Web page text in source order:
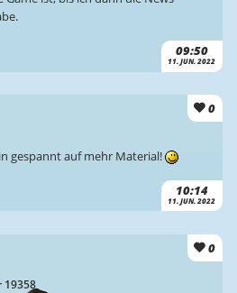
09:50
11. JUN. 2022
0
10:14
11. JUN. 2022
gespannt auf mehr Material!
19358
0